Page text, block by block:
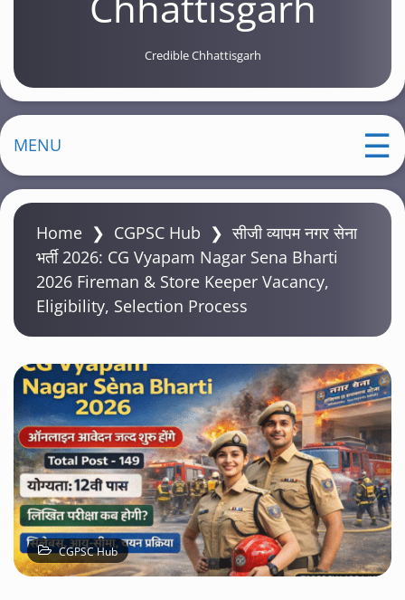
Credible Chhattisgarh
MENU
Home ❯ CGPSC Hub ❯सीजी व्यापम नगर सेना
भर्ती 2026: CG Vyapam Nagar Sena Bharti
2026 Fireman & Store Keeper Vacancy,
Eligibility, Selection Process
CGPSC Hub